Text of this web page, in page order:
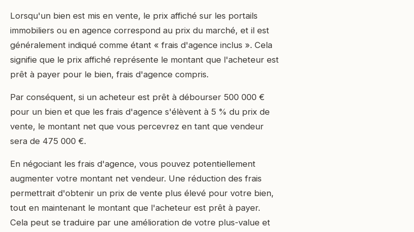
Lorsqu'un bien est mis en vente, le prix affiché sur les portails
immobiliers ou en agence correspond au prix du marché, et il est
généralement indiqué comme étant « frais d'agence inclus ». Cela
signifie que le prix affiché représente le montant que l'acheteur est
prêt à payer pour le bien, frais d'agence compris.
Par conséquent, si un acheteur est prêt à débourser 500 000 €
pour un bien et que les frais d'agence s'élèvent à 5 % du prix de
vente, le montant net que vous percevrez en tant que vendeur
sera de 475 000 €.
En négociant les frais d'agence, vous pouvez potentiellement
augmenter votre montant net vendeur. Une réduction des frais
permettrait d'obtenir un prix de vente plus élevé pour votre bien,
tout en maintenant le montant que l'acheteur est prêt à payer.
Cela peut se traduire par une amélioration de votre plus-value et